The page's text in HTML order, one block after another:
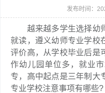
发布时间：
越来越多学生选择幼
就读，遵义幼师专业学校
评价高，从学校毕业后是
作幼儿园单位多，就业
专，高中起点是三年制大
专业学校注意事项有哪些?